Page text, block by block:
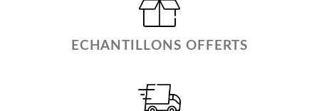
ECHANTILLONS OFFERTS